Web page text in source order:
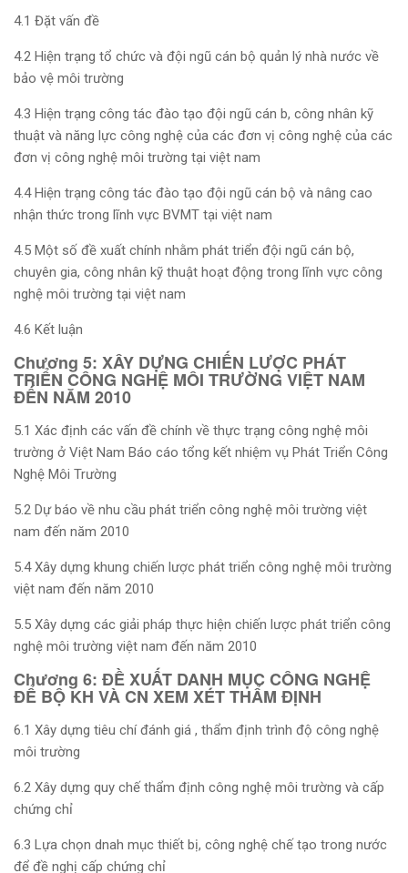
4.1 Đặt vấn đề
4.2 Hiện trạng tổ chức và đội ngũ cán bộ quản lý nhà nước về
bảo vệ môi trường
4.3 Hiện trạng công tác đào tạo đội ngũ cán b, công nhân kỹ
thuật và năng lực công nghệ của các đơn vị công nghệ của các
đơn vị công nghệ môi trường tại việt nam
4.4 Hiện trạng công tác đào tạo đội ngũ cán bộ và nâng cao
nhận thức trong lĩnh vực BVMT tại việt nam
4.5 Một số đề xuất chính nhằm phát triển đội ngũ cán bộ,
chuyên gia, công nhân kỹ thuật hoạt động trong lĩnh vực công
nghệ môi trường tại việt nam
4.6 Kết luận
Chương 5: XÂY DỰNG CHIẾN LƯỢC PHÁT
TRIỂN CÔNG NGHỆ MÔI TRƯỜNG VIỆT NAM
ĐẾN NĂM 2010
5.1 Xác định các vấn đề chính về thực trạng công nghệ môi
trường ở Việt Nam Báo cáo tổng kết nhiệm vụ Phát Triển Công
Nghệ Môi Trường
5.2 Dự báo về nhu cầu phát triển công nghệ môi trường việt
nam đến năm 2010
5.4 Xây dựng khung chiến lược phát triển công nghệ môi trường
việt nam đến năm 2010
5.5 Xây dựng các giải pháp thực hiện chiến lược phát triển công
nghệ môi trường việt nam đến năm 2010
Chương 6: ĐỀ XUẤT DANH MỤC CÔNG NGHỆ
ĐỂ BỘ KH VÀ CN XEM XÉT THẨM ĐỊNH
6.1 Xây dựng tiêu chí đánh giá , thẩm định trình độ công nghệ
môi trường
6.2 Xây dựng quy chế thẩm định công nghệ môi trường và cấp
chứng chỉ
6.3 Lựa chọn dnah mục thiết bị, công nghệ chế tạo trong nước
để đề nghị cấp chứng chỉ